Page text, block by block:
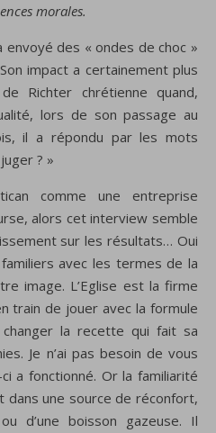
morales.
des « ondes de choc »
impact a certainement plus
Richter chrétienne quand,
lors de son passage au
il a répondu par les mots
? »
comme une entreprise
alors cet interview semble
sur les résultats… Oui
avec les termes de la
image. L’Eglise est la firme
train de jouer avec la formule
la recette qui fait sa
Je n’ai pas besoin de vous
a fonctionné. Or la familiarité
dans une source de réconfort,
d’une boisson gazeuse. Il